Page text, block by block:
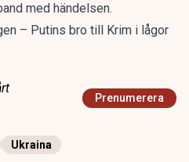
med händelsen.
– Putins bro till Krim i lågor
Prenumerera
Ukraina